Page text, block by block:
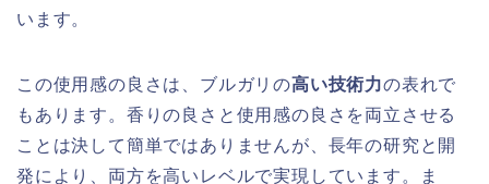
います。
この使用感の良さは、ブルガリの高い技術力の表れで
もあります。香りの良さと使用感の良さを両立させる
ことは決して簡単ではありませんが、長年の研究と開
発により、両方を高いレベルで実現しています。ま